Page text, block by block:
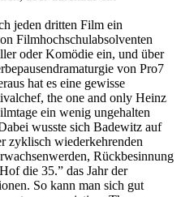
jeden dritten Film ein
Filmhochschulabsolventen
oder Komödie ein, und über
von Pro7
hat es eine gewisse
the one and only Heinz
ein wenig ungehalten
wusste sich Badewitz auf
zyklisch wiederkehrenden
Rückbesinnung
die 35.” das Jahr der
So kann man sich gut